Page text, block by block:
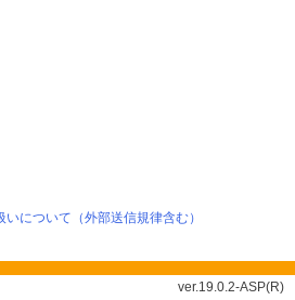
について（外部送信規律含む）
ver.19.0.2-ASP(R)